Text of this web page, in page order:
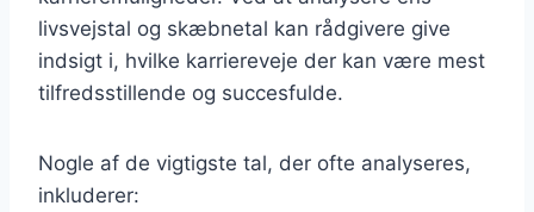
livsvejstal og skæbnetal kan rådgivere give
indsigt i, hvilke karriereveje der kan være mest
tilfredsstillende og succesfulde.
Nogle af de vigtigste tal, der ofte analyseres,
inkluderer: